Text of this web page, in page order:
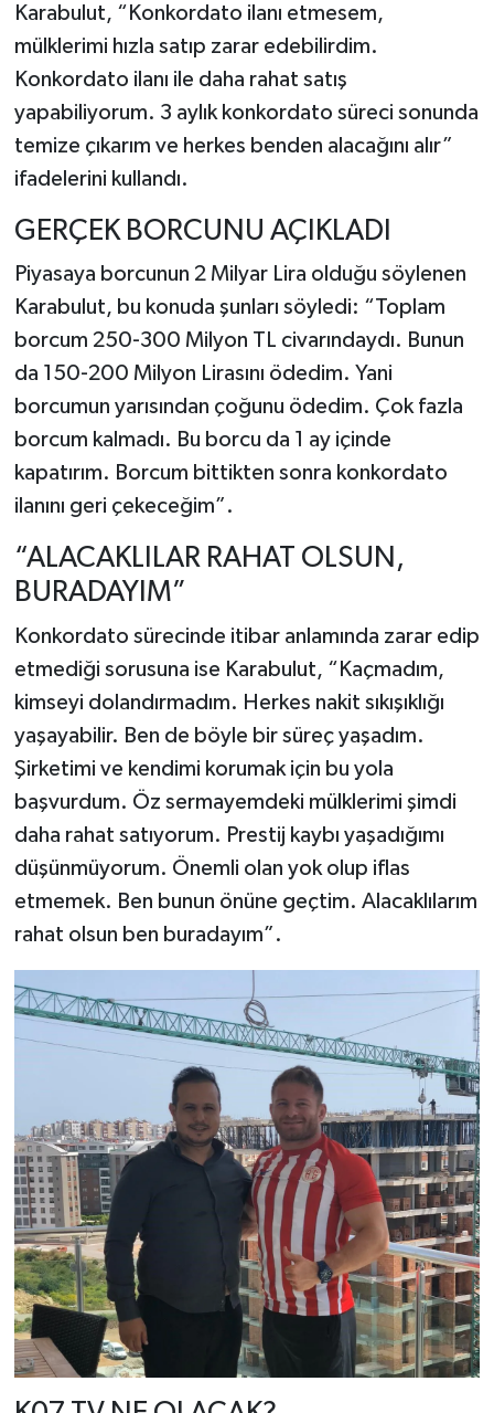
Karabulut, “Konkordato ilanı etmesem,
mülklerimi hızla satıp zarar edebilirdim.
Konkordato ilanı ile daha rahat satış
yapabiliyorum. 3 aylık konkordato süreci sonunda
temize çıkarım ve herkes benden alacağını alır”
ifadelerini kullandı.
GERÇEK BORCUNU AÇIKLADI
Piyasaya borcunun 2 Milyar Lira olduğu söylenen
Karabulut, bu konuda şunları söyledi: “Toplam
borcum 250-300 Milyon TL civarındaydı. Bunun
da 150-200 Milyon Lirasını ödedim. Yani
borcumun yarısından çoğunu ödedim. Çok fazla
borcum kalmadı. Bu borcu da 1 ay içinde
kapatırım. Borcum bittikten sonra konkordato
ilanını geri çekeceğim”.
“ALACAKLILAR RAHAT OLSUN,
BURADAYIM”
Konkordato sürecinde itibar anlamında zarar edip
etmediği sorusuna ise Karabulut, “Kaçmadım,
kimseyi dolandırmadım. Herkes nakit sıkışıklığı
yaşayabilir. Ben de böyle bir süreç yaşadım.
Şirketimi ve kendimi korumak için bu yola
başvurdum. Öz sermayemdeki mülklerimi şimdi
daha rahat satıyorum. Prestij kaybı yaşadığımı
düşünmüyorum. Önemli olan yok olup iflas
etmemek. Ben bunun önüne geçtim. Alacaklılarım
rahat olsun ben buradayım”.